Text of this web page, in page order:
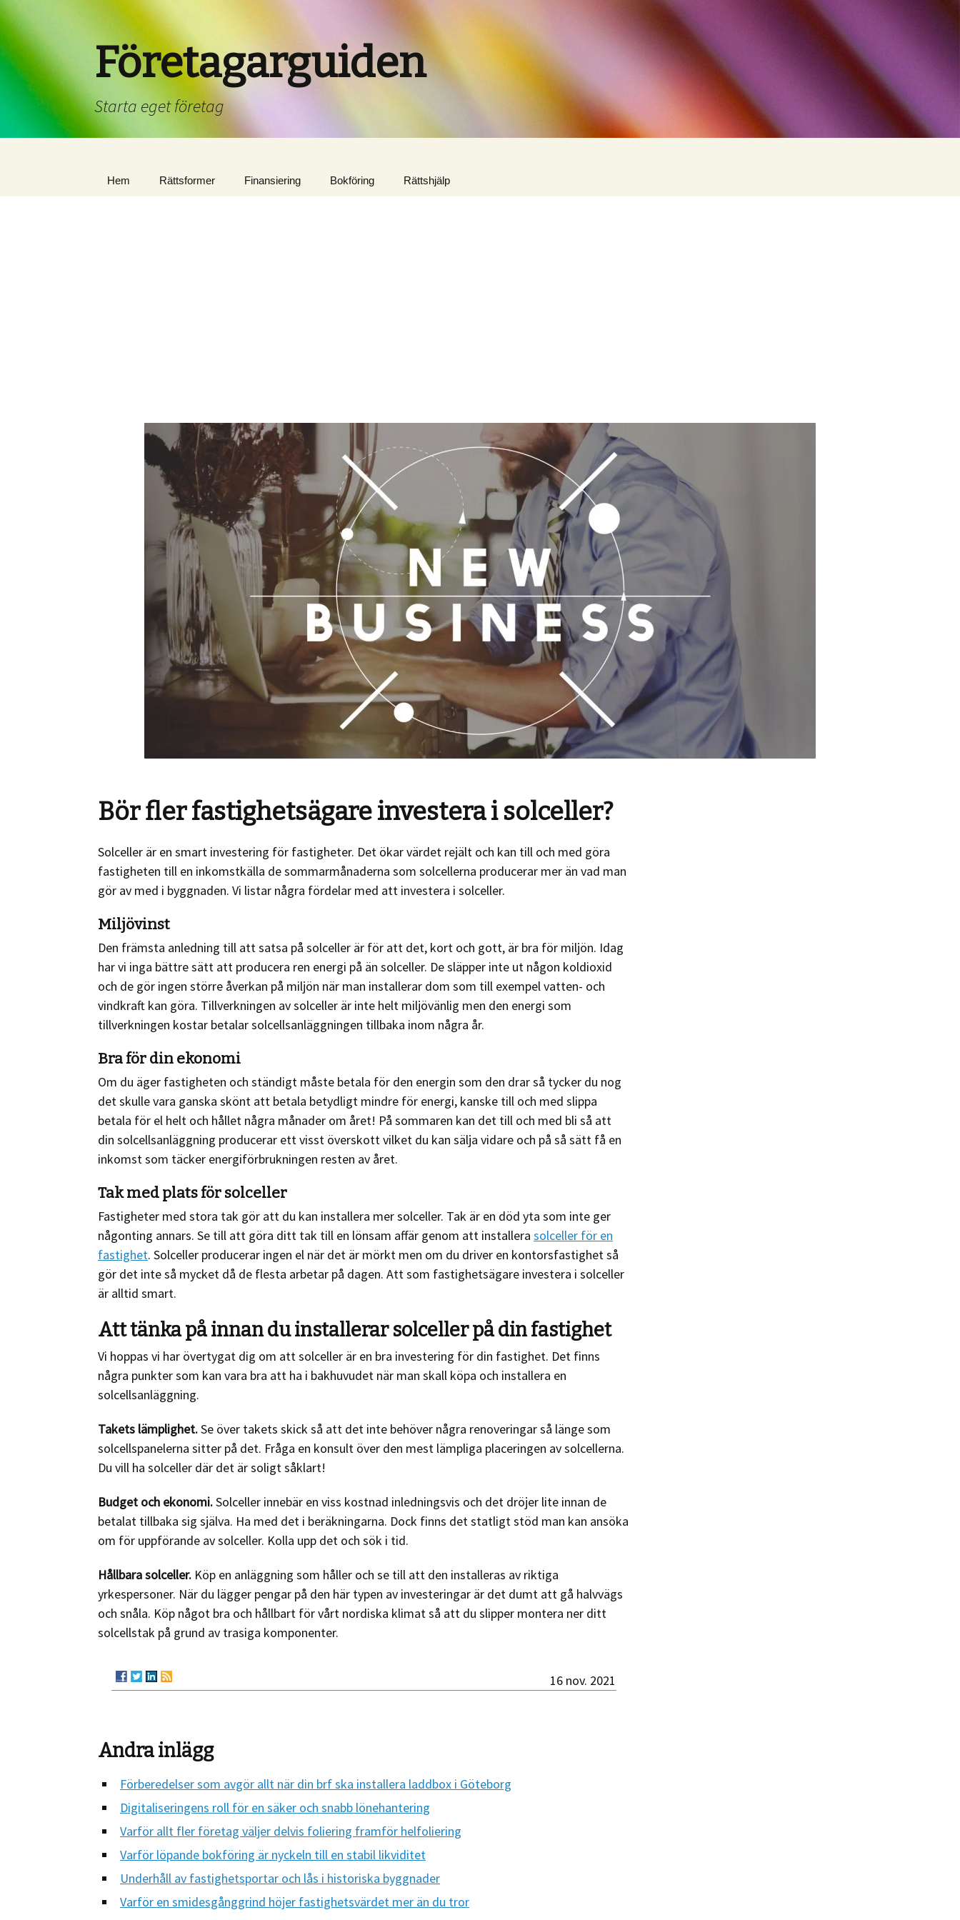
Företagarguiden
Starta eget företag
Hem Rättsformer Finansiering Bokföring Rättshjälp
Bör fler fastighetsägare investera i solceller?
Solceller är en smart investering för fastigheter. Det ökar värdet rejält och kan till och med göra
fastigheten till en inkomstkälla de sommarmånaderna som solcellerna producerar mer än vad man
gör av med i byggnaden. Vi listar några fördelar med att investera i solceller.
Miljövinst
Den främsta anledning till att satsa på solceller är för att det, kort och gott, är bra för miljön. Idag
har vi inga bättre sätt att producera ren energi på än solceller. De släpper inte ut någon koldioxid
och de gör ingen större åverkan på miljön när man installerar dom som till exempel vatten- och
vindkraft kan göra. Tillverkningen av solceller är inte helt miljövänlig men den energi som
tillverkningen kostar betalar solcellsanläggningen tillbaka inom några år.
Bra för din ekonomi
Om du äger fastigheten och ständigt måste betala för den energin som den drar så tycker du nog
det skulle vara ganska skönt att betala betydligt mindre för energi, kanske till och med slippa
betala för el helt och hållet några månader om året! På sommaren kan det till och med bli så att
din solcellsanläggning producerar ett visst överskott vilket du kan sälja vidare och på så sätt få en
inkomst som täcker energiförbrukningen resten av året.
Tak med plats för solceller
Fastigheter med stora tak gör att du kan installera mer solceller. Tak är en död yta som inte ger
någonting annars. Se till att göra ditt tak till en lönsam affär genom att installera solceller för en
fastighet. Solceller producerar ingen el när det är mörkt men om du driver en kontorsfastighet så
gör det inte så mycket då de flesta arbetar på dagen. Att som fastighetsägare investera i solceller
är alltid smart.
Att tänka på innan du installerar solceller på din fastighet
Vi hoppas vi har övertygat dig om att solceller är en bra investering för din fastighet. Det finns
några punkter som kan vara bra att ha i bakhuvudet när man skall köpa och installera en
solcellsanläggning.
Takets lämplighet.Se över takets skick så att det inte behöver några renoveringar så länge som
solcellspanelerna sitter på det. Fråga en konsult över den mest lämpliga placeringen av solcellerna.
Du vill ha solceller där det är soligt såklart!
Budget och ekonomi.Solceller innebär en viss kostnad inledningsvis och det dröjer lite innan de
betalat tillbaka sig själva. Ha med det i beräkningarna. Dock finns det statligt stöd man kan ansöka
om för uppförande av solceller. Kolla upp det och sök i tid.
Hållbara solceller. Köp en anläggning som håller och se till att den installeras av riktiga
yrkespersoner. När du lägger pengar på den här typen av investeringar är det dumt att gå halvvägs
och snåla. Köp något bra och hållbart för vårt nordiska klimat så att du slipper montera ner ditt
solcellstak på grund av trasiga komponenter.
16 nov. 2021
Andra inlägg
Förberedelser som avgör allt när din brf ska installera laddbox i Göteborg
Digitaliseringens roll för en säker och snabb lönehantering
Varför allt fler företag väljer delvis foliering framför helfoliering
Varför löpande bokföring är nyckeln till en stabil likviditet
Underhåll av fastighetsportar och lås i historiska byggnader
Varför en smidesgånggrind höjer fastighetsvärdet mer än du tror